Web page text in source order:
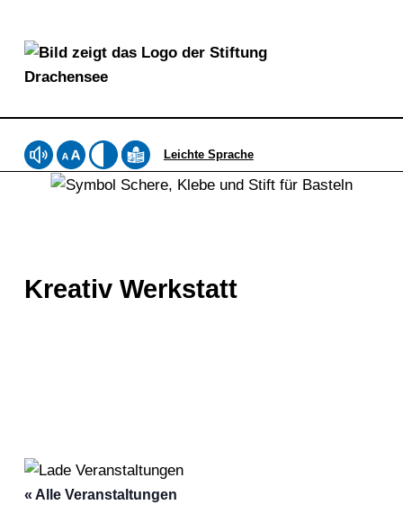
Webseite mit ReadSpeaker vorlesen lassen
Schriftgröße einstellen
Kontrast einstellen
Inhalte der Website in Leichter
Leichte Sprache
Kreativ Werkstatt
« Alle Veranstaltungen